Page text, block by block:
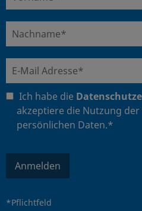
Ich habe die
akzeptiere die Nutzung
persönlichen Daten.*
Anmelden
*Pflichtfeld